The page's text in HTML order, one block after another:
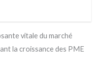
vitale du marché
la croissance des PME